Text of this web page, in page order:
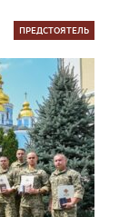
ПРЕДСТОЯТЕЛЬ